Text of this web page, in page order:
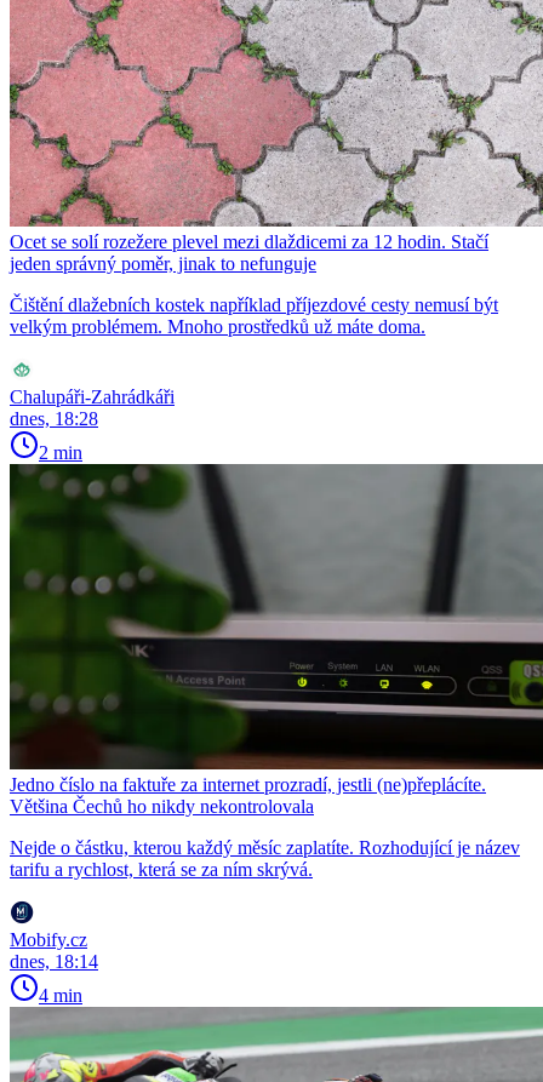
Ocet se solí rozežere plevel mezi dlaždicemi za 12 hodin. Stačí
jeden správný poměr, jinak to nefunguje
Čištění dlažebních kostek například příjezdové cesty nemusí být
velkým problémem. Mnoho prostředků už máte doma.
Chalupáři-Zahrádkáři
dnes, 18:28
2 min
Jedno číslo na faktuře za internet prozradí, jestli (ne)přeplácíte.
Většina Čechů ho nikdy nekontrolovala
Nejde o částku, kterou každý měsíc zaplatíte. Rozhodující je název
tarifu a rychlost, která se za ním skrývá.
Mobify.cz
dnes, 18:14
4 min